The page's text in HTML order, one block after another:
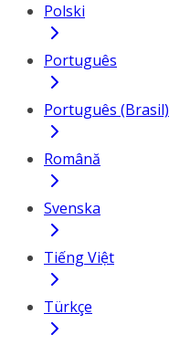
Polski
Português
Português (Brasil)
Română
Svenska
Tiếng Việt
Türkçe